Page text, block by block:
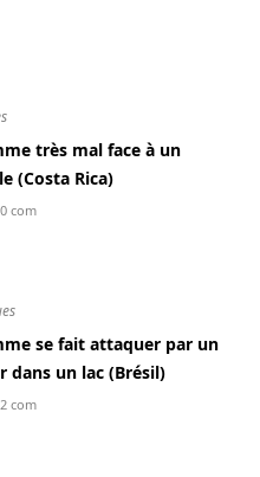
très mal face à un
(Costa Rica)
0 com
se fait attaquer par un
dans un lac (Brésil)
2 com